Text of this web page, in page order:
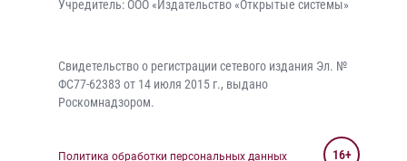
Учредитель: ООО «Издательство «Открытые системы»
Свидетельство о регистрации сетевого издания Эл. №
ФС77-62383 от 14 июля 2015 г., выдано
Роскомнадзором.
Политика обработки персональных данных 16+